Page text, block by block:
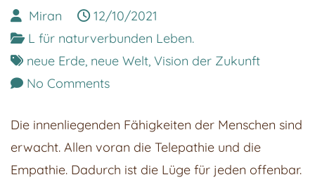
Miran
12/10/2021
L für naturverbunden Leben.
neue Erde, neue Welt, Vision der Zukunft
No Commentson
Zukunft
erste
Teil
Die innenliegenden Fähigkeiten der Menschen sind
erwacht. Allen voran die Telepathie und die
Empathie. Dadurch ist die Lüge für jeden offenbar.